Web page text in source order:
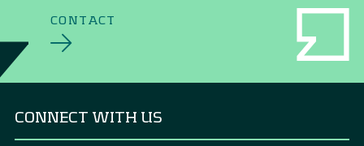
CONTACT
CONNECT WITH US